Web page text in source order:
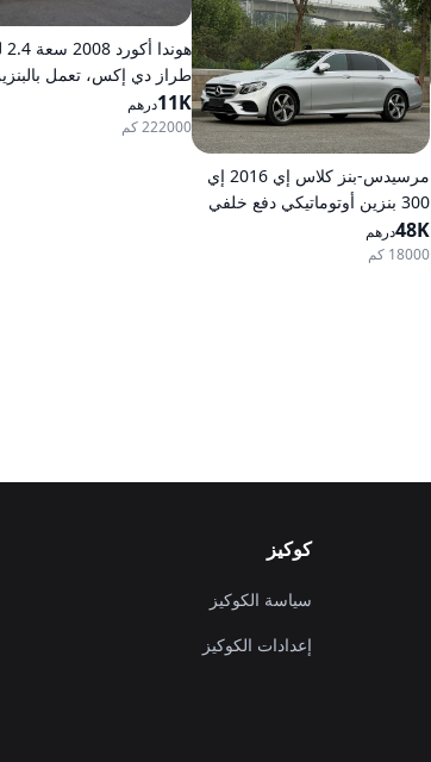
مرسيدس-بنز كلاس إي 2016 إي
300 بنزين أوتوماتيكي دفع خلفي
48Kدرهم
18000 كم
طراز دي إكس، تعمل
ناقل حركة أوتوماتيكي، دفع
11Kدرهم
222000 كم
كوكيز
سياسة الكوكيز
إعدادات الكوكيز